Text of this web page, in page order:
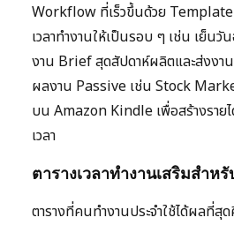
Workflow ที่เร็วขึ้นด้วย Template
เวลาทำงานให้เป็นรอบ ๆ เช่น เย็น
งาน Brief สุดสัปดาห์ผลิตและส่งงา
ผลงาน Passive เช่น Stock
บน Amazon Kindle เพื่อสร้างราย
เวลา
ตารางเวลาทำงานเสริมสำห
ตารางที่คนทำงานประจำใช้ได้ผลที่